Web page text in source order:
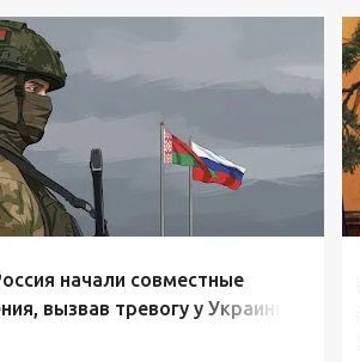
начали совместные
вызвав тревогу у Украины и